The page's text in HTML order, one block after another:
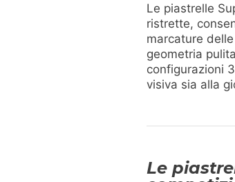
Le piastrelle
ristrette,
marcature
geometria
configurazioni
visiva sia alla
Le